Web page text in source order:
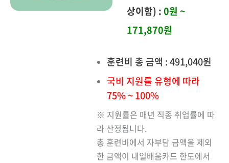
상이함) :0원 ~
171,870원
훈련비 총 금액 : 491,040원
국비 지원를 유형에 따라
75% ~ 100%
※ 지원률은 매년 직종 취업률에 따
라 산정됩니다.
총 훈련비에서 자부담 금액을 제외
한 금액이 내일배움카드 한도에서